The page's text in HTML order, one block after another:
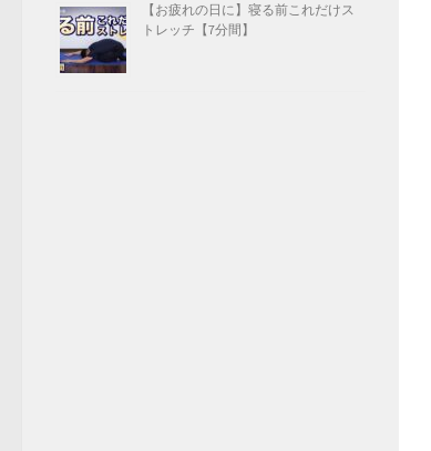
【お疲れの日に】寝る前これだけス
トレッチ【7分間】